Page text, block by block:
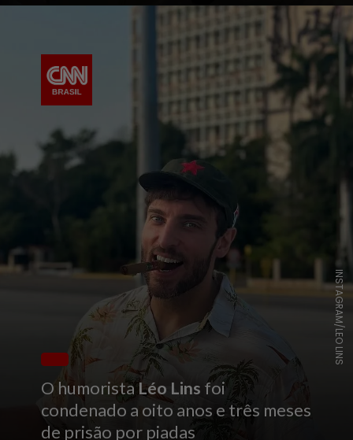
O humorista Léo Lins foi
condenado a oito anos e três meses
de prisão por piadas
INSTAGRAM/LEO LINS